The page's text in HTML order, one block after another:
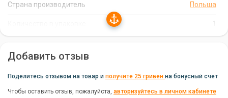
прикормка остается в кормушке, что особенно важно для
Легкое крепление:кормушка легко крепится к основной
Идеальный выбор для фидерной ловли
Квадратная кормушка с дном IDAB Mikado 40 г - это
Страна производитель Польша
Добавить отзыв
Поделитесь отзывом на товар и получите 25 гривен на бонусный счет
Чтобы оставить отзыв, пожалуйста, авторизуйтесь в личном кабинете